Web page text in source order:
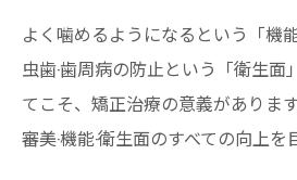
よく噛めるようになるという「機
虫歯·歯周病の防止という「衛生
てこそ、矯正治療の意義があります
審美·機能·衛生面のすべての向上を